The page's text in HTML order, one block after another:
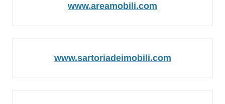
www.areamobili.com
www.sartoriadeimobili.com